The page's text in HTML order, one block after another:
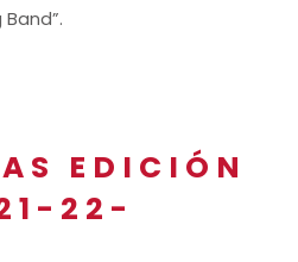
EDICIÓN
22-